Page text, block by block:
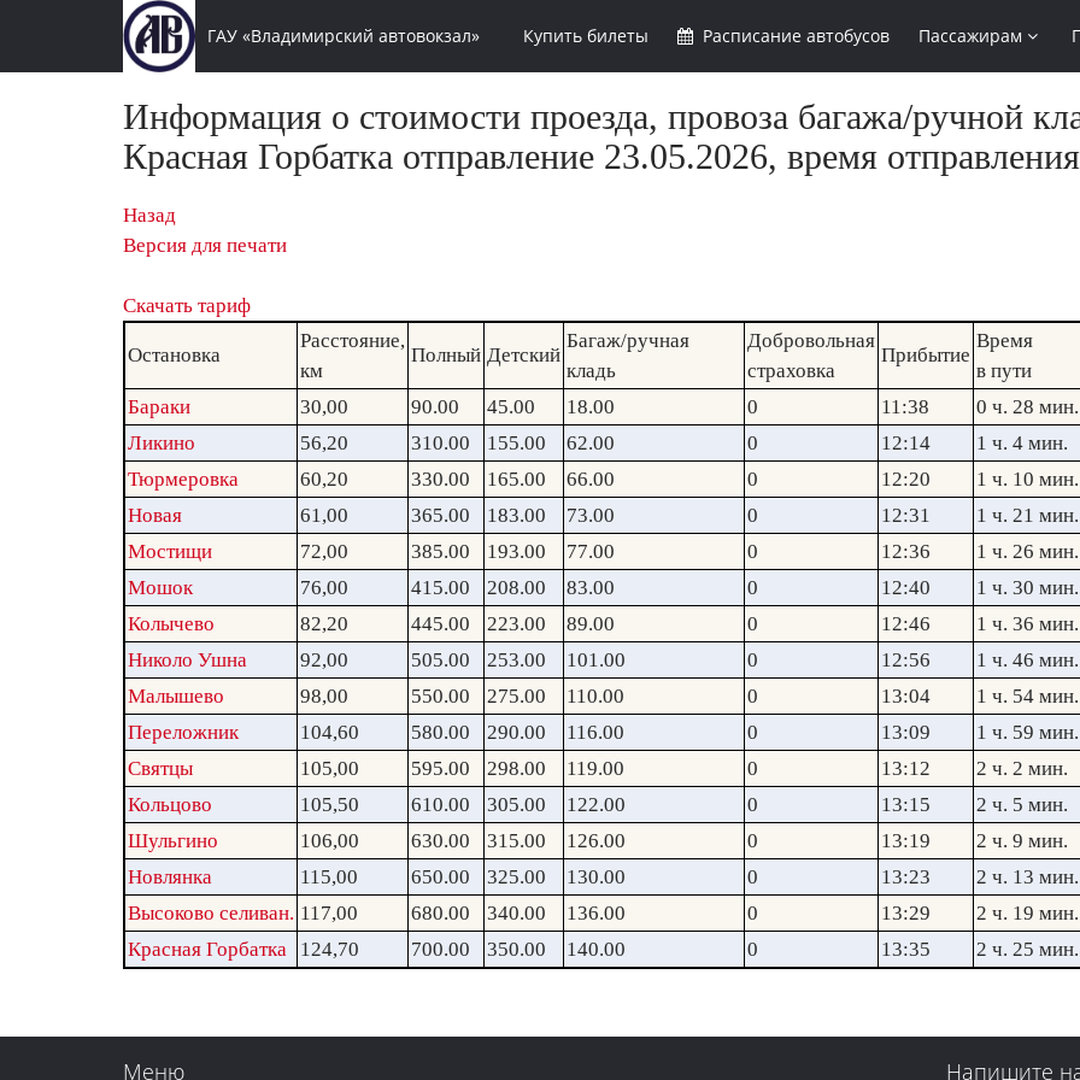
ГАУ «Владимирский автовокзал» Купить билеты Расписание автобусов Пассажирам
Информация о стоимости проезда, провоза багажа/ручной
Красная Горбатка отправление 23.05.2026, время
Назад
Версия для печати
Скачать тариф
Остановка
Расстояние,
км
Полный Детский
Багаж/ручная
кладь
Добровольная
страховка
Прибытие
Время
в пути
Бараки
30,00 90.00 45.00 18.00 0 11:38
0 ч. 28 мин.
Ликино
56,20 310.00 155.00 62.00 0 12:14
1 ч. 4 мин.
Тюрмеровка
60,20 330.00 165.00 66.00 0 12:20
1 ч. 10 мин.
Новая
61,00 365.00 183.00 73.00 0 12:31
1 ч. 21 мин.
Мостищи
72,00 385.00 193.00 77.00 0 12:36
1 ч. 26 мин.
Мошок
76,00 415.00 208.00 83.00 0 12:40
1 ч. 30 мин.
Колычево
82,20 445.00 223.00 89.00 0 12:46
1 ч. 36 мин.
Николо Ушна
92,00 505.00 253.00 101.00 0 12:56
1 ч. 46 мин.
Малышево
98,00 550.00 275.00 110.00 0 13:04
1 ч. 54 мин.
Переложник
104,60 580.00 290.00 116.00 0 13:09
1 ч. 59 мин.
Святцы
105,00 595.00 298.00 119.00 0 13:12
2 ч. 2 мин.
Кольцово
105,50 610.00 305.00 122.00 0 13:15
2 ч. 5 мин.
Шульгино
106,00 630.00 315.00 126.00 0 13:19
2 ч. 9 мин.
Новлянка
115,00 650.00 325.00 130.00 0 13:23
2 ч. 13 мин.
Высоково селиван. 117,00 680.00 340.00 136.00 0 13:29
2 ч. 19 мин.
Красная Горбатка
124,70 700.00 350.00 140.00 0 13:35 2 ч. 25 мин.
Меню Напишите